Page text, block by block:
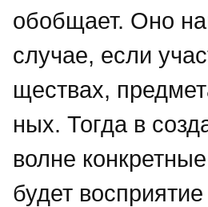
обобщает. Оно
случае, если
ществах,
ных. Тогда в
волне
будет